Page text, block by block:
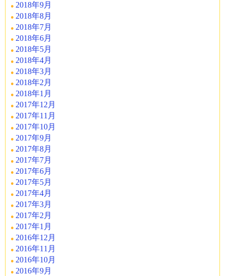
2018年9月
2018年8月
2018年7月
2018年6月
2018年5月
2018年4月
2018年3月
2018年2月
2018年1月
2017年12月
2017年11月
2017年10月
2017年9月
2017年8月
2017年7月
2017年6月
2017年5月
2017年4月
2017年3月
2017年2月
2017年1月
2016年12月
2016年11月
2016年10月
2016年9月